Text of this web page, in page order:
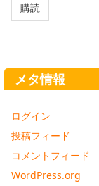
ド
購読
メタ情報
ログイン
投稿フィード
コメントフィード
WordPress.org